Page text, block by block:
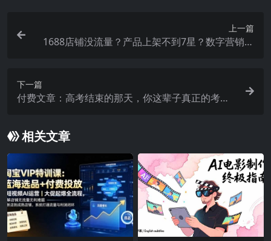
上一篇
1688店铺没流量？产品上架不到7星？数字营销不
下一篇
付费文章：高考结束的那天，你这辈子真正的考
相关文章